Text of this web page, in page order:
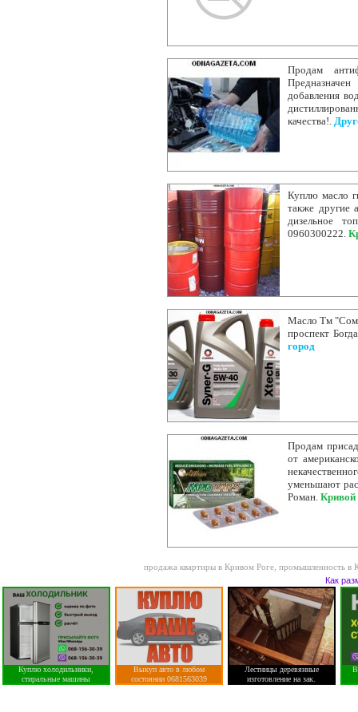
Продам
добавления
качества!.
Куплю масло
также другие
дизельное
0960300222.
Масло Тм
проспект
город
Продам
от
уменьшают
Роман. Кривой
продажа квартиры в Кривом Роге промышленность в
Как
Куплю холодильники,
стиральные машины
Выкуп авто в любом
состоянии 0681563039
Лестницы деревянные
изготовление на зак.